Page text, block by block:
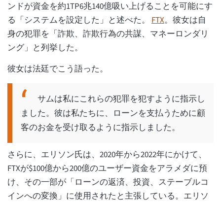
ンドが資金を約1TP6兆140億吸い上げることを可能にす
る「システムを設定した」と述べた。 FTX。彼女は自
身の犯罪を「詐欺、詐欺行為の共謀、マネーロンダリ
ング」と列挙した。
彼女は法廷でこう語った。
サムは私にこれらの犯罪を犯すように指示し
ました。彼は私たちに、ローンを支払うために顧
客のお金を受け取るように指示しました。
さらに、エリソン氏は、2020年から2022年にかけて、
FTXが$100億から200億のユーザー資金をアラメダに預
け、その一部が「ローンの返済、投資、ステーブルコ
インへの変換」に使用されたと主張している。エリソ